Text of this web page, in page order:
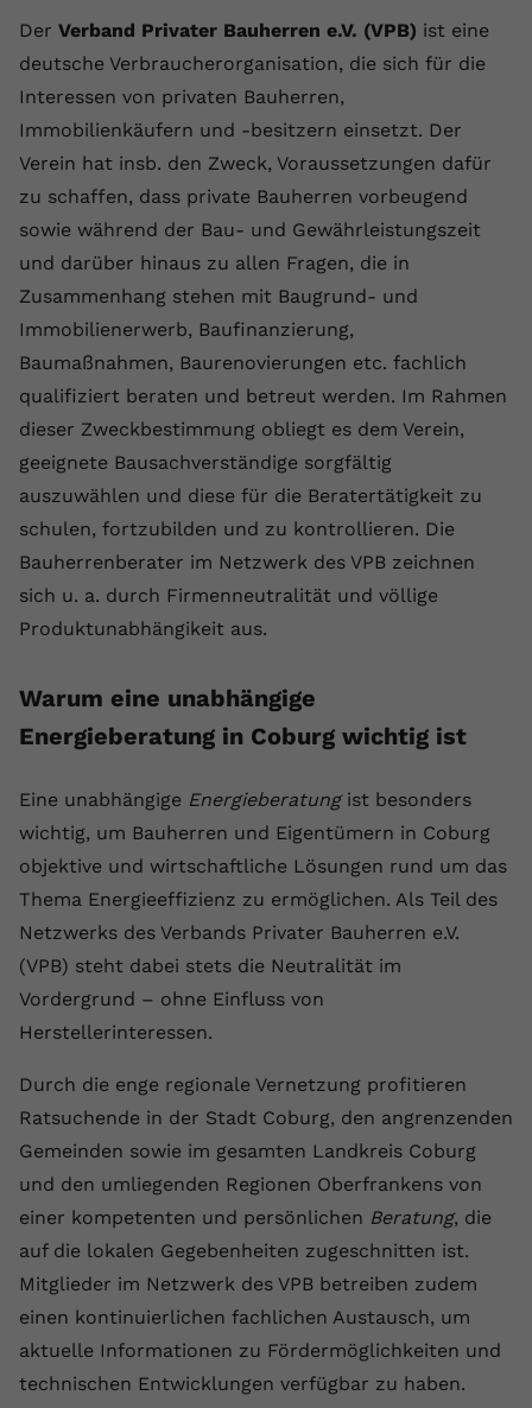
Der Verband Privater Bauherren e.V. (VPB) ist eine
deutsche Verbraucherorganisation, die sich für die
Interessen von privaten Bauherren,
Immobilienkäufern und -besitzern einsetzt. Der
Verein hat insb. den Zweck, Voraussetzungen dafür
zu schaffen, dass private Bauherren vorbeugend
sowie während der Bau- und Gewährleistungszeit
und darüber hinaus zu allen Fragen, die in
Zusammenhang stehen mit Baugrund- und
Immobilienerwerb, Baufinanzierung,
Baumaßnahmen, Baurenovierungen etc. fachlich
qualifiziert beraten und betreut werden. Im Rahmen
dieser Zweckbestimmung obliegt es dem Verein,
geeignete Bausachverständige sorgfältig
auszuwählen und diese für die Beratertätigkeit zu
schulen, fortzubilden und zu kontrollieren. Die
Bauherrenberater im Netzwerk des VPB zeichnen
sich u. a. durch Firmenneutralität und völlige
Produktunabhängikeit aus.
Warum eine unabhängige
Energieberatung in Coburg wichtig ist
Eine unabhängige Energieberatungist besonders
wichtig, um Bauherren und Eigentümern in Coburg
objektive und wirtschaftliche Lösungen rund um das
Thema Energieeffizienz zu ermöglichen. Als Teil des
Netzwerks des Verbands Privater Bauherren e.V.
(VPB) steht dabei stets die Neutralität im
Vordergrund – ohne Einfluss von
Herstellerinteressen.
Durch die enge regionale Vernetzung profitieren
Ratsuchende in der Stadt Coburg, den angrenzenden
Gemeinden sowie im gesamten Landkreis Coburg
und den umliegenden Regionen Oberfrankens von
einer kompetenten und persönlichen Beratung, die
auf die lokalen Gegebenheiten zugeschnitten ist.
Mitglieder im Netzwerk des VPB betreiben zudem
einen kontinuierlichen fachlichen Austausch, um
aktuelle Informationen zu Fördermöglichkeiten und
technischen Entwicklungen verfügbar zu haben.